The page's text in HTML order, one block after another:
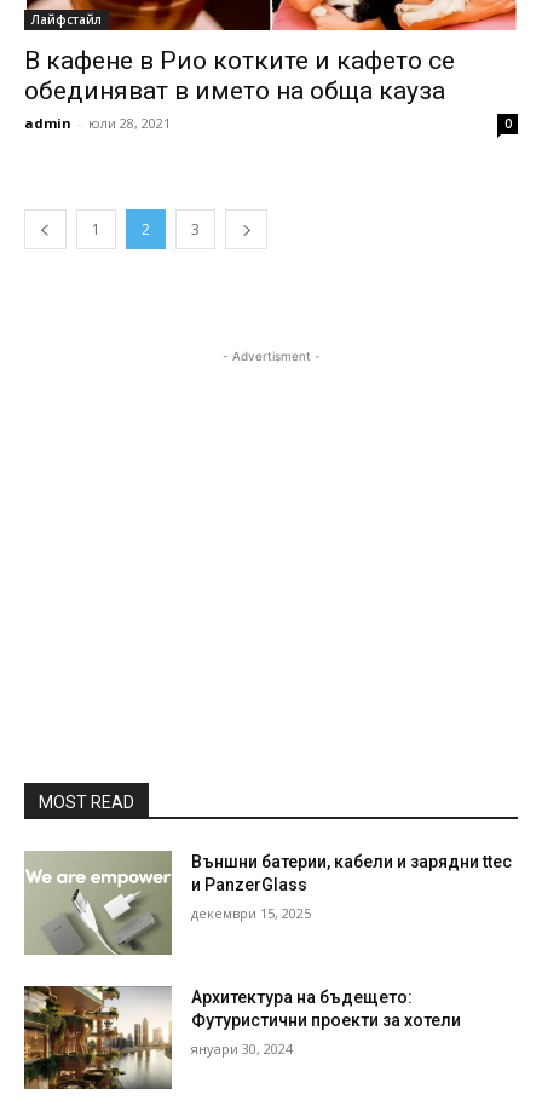
Лайфстайл
В кафене в Рио котките и кафето се
обединяват в името на обща кауза
admin - юли 28, 2021 0
1 2 3
- Advertisment -
MOST READ
Външни батерии, кабели и зарядни ttec
и PanzerGlass
декември 15, 2025
Архитектура на бъдещето:
Футуристични проекти за хотели
януари 30, 2024